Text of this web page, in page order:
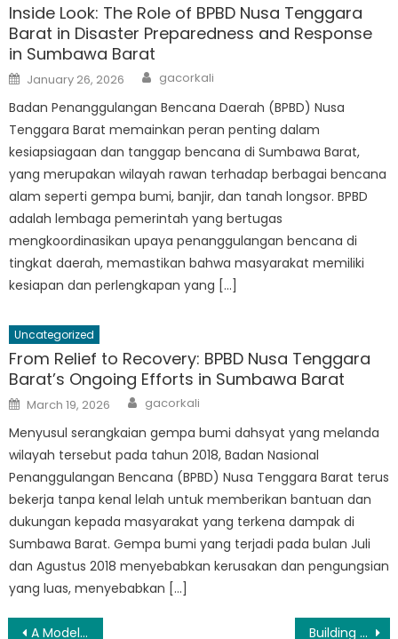
Inside Look: The Role of BPBD Nusa Tenggara
Barat in Disaster Preparedness and Response
in Sumbawa Barat
Posted
on
January 26, 2026 Author
gacorkali
Badan Penanggulangan Bencana Daerah (BPBD) Nusa
Tenggara Barat memainkan peran penting dalam
kesiapsiagaan dan tanggap bencana di Sumbawa Barat,
yang merupakan wilayah rawan terhadap berbagai bencana
alam seperti gempa bumi, banjir, dan tanah longsor. BPBD
adalah lembaga pemerintah yang bertugas
mengkoordinasikan upaya penanggulangan bencana di
tingkat daerah, memastikan bahwa masyarakat memiliki
kesiapan dan perlengkapan yang […]
Uncategorized
From Relief to Recovery: BPBD Nusa Tenggara
Barat’s Ongoing Efforts in Sumbawa Barat
Posted
on
March 19, 2026 Author
gacorkali
Menyusul serangkaian gempa bumi dahsyat yang melanda
wilayah tersebut pada tahun 2018, Badan Nasional
Penanggulangan Bencana (BPBD) Nusa Tenggara Barat terus
bekerja tanpa kenal lelah untuk memberikan bantuan dan
dukungan kepada masyarakat yang terkena dampak di
Sumbawa Barat. Gempa bumi yang terjadi pada bulan Juli
dan Agustus 2018 menyebabkan kerusakan dan pengungsian
yang luas, menyebabkan […]
A Model of Excellence: BPBD Sumbawa Barat’s Best Practices in Disaster Management Building a Safer Future: The Work of Badan Penanggulangan Bencana Daerah Sumbawa Barat